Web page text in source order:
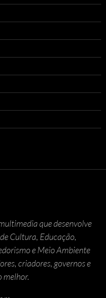
que desenvolve
Cultura, Educação,
e Meio Ambiente
criadores, governos e
melhor.